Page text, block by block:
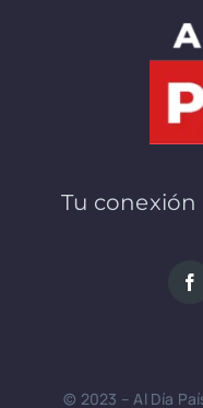
Tu
© 2023 – Al Día